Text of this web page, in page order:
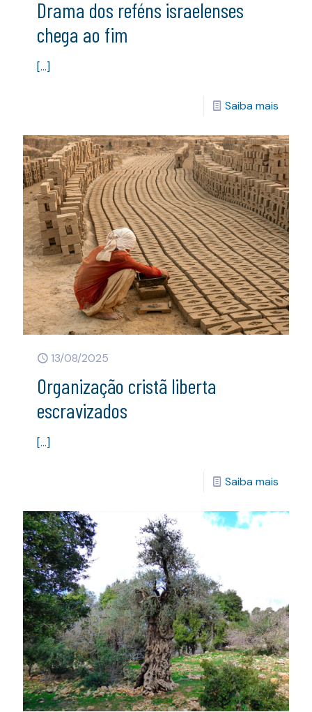
Drama dos reféns israelenses
chega ao fim
[…]
Saiba mais
13/08/2025
Organização cristã liberta
escravizados
[…]
Saiba mais